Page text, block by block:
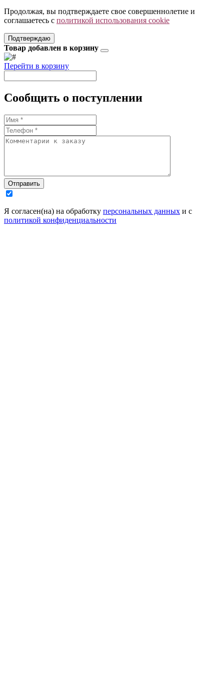
Продолжая, вы подтверждаете свое совершеннолетие и
соглашаетесь с политикой использования cookie
Подтверждаю
Товар добавлен в корзину
Перейти в корзину
Сообщить о поступлении
Отправить
Я согласен(на) на обработку персональных данных и с
политикой конфиденциальности